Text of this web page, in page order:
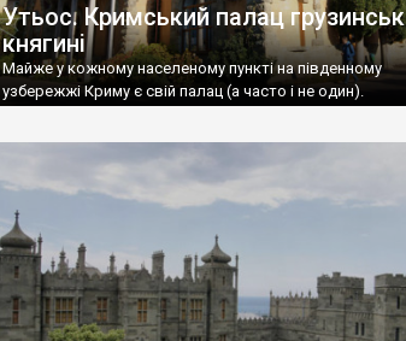
Утьос. Кримський палац
княгині
Майже у кожному населеному пункті на південному
узбережжі Криму є свій палац (а часто і не один).